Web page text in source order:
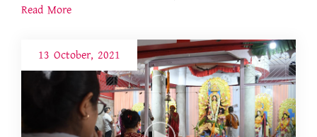
Read More
13 October, 2021